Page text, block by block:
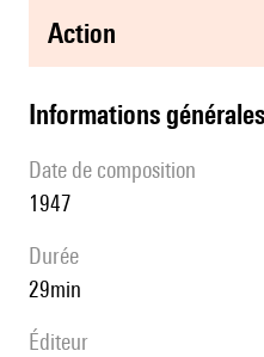
action
informations générales
date de composition
1947
durée
29min
éditeur